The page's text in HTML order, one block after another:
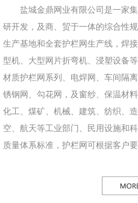
盐城金鼎网业有限公司是一家集
研开发，及商、贸于一体的综合性
生产基地和全套护栏网生产线，焊
型机、大型网片折弯机、浸塑设备
材质护栏网系列、电焊网、车间隔
锈钢网、勾花网，及窗纱、保温材
化工、煤矿、机械、建筑、纺织、
空、航天等工业部门、民用设施和
质量体系标准，护栏网可根据客